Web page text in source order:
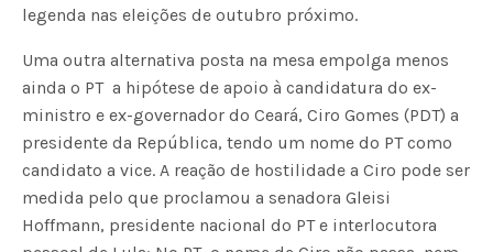
legenda nas eleições de outubro próximo.
Uma outra alternativa posta na mesa empolga menos
ainda o PT  a hipótese de apoio à candidatura do ex-
ministro e ex-governador do Ceará, Ciro Gomes (PDT) a
presidente da República, tendo um nome do PT como
candidato a vice. A reação de hostilidade a Ciro pode ser
medida pelo que proclamou a senadora Gleisi
Hoffmann, presidente nacional do PT e interlocutora